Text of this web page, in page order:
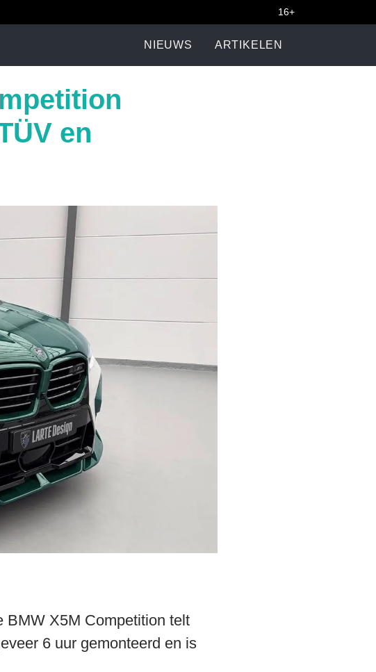
16+
NIEUWS ARTIKELEN
en
BMW X5M Competition telt
6 uur gemonteerd en is